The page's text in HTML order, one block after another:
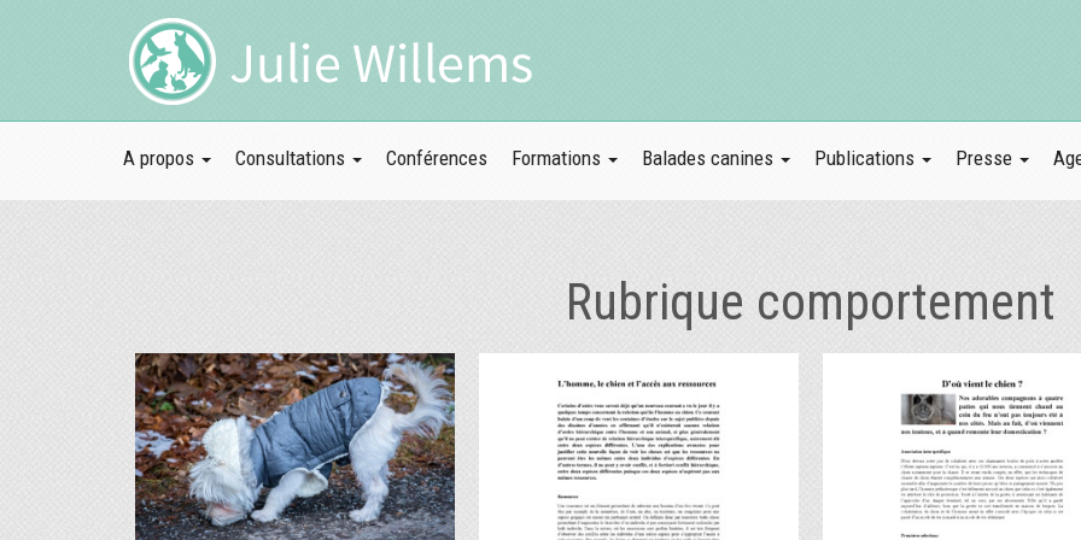
A propos Consultations Conférences Formations Balades canines Publications Presse
Rubrique comportement